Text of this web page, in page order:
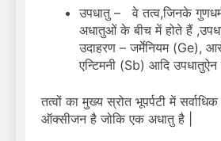
उपधातु – वे तत्व,जिनके
अधातुओं के बीच में होते हैं
उदाहरण – जर्मेनियम (Ge),
एन्टिमनी (Sb) आदि उपधातुऐन
तत्वों का मुख्य स्रोत भूपर्पटी में
ऑक्सीजन है जोकि एक अधातु है |